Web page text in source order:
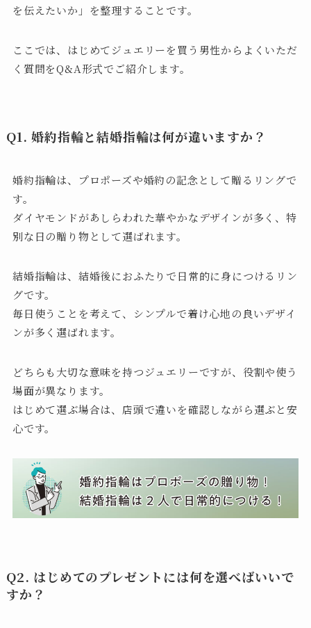
を伝えたいか」を整理することです。
ここでは、はじめてジュエリーを買う男性からよくいただ
く質問をQ&A形式でご紹介します。
Q1. 婚約指輪と結婚指輪は何が違いますか？
婚約指輪は、プロポーズや婚約の記念として贈るリングで
す。
ダイヤモンドがあしらわれた華やかなデザインが多く、特
別な日の贈り物として選ばれます。
結婚指輪は、結婚後におふたりで日常的に身につけるリン
グです。
毎日使うことを考えて、シンプルで着け心地の良いデザイ
ンが多く選ばれます。
どちらも大切な意味を持つジュエリーですが、役割や使う
場面が異なります。
はじめて選ぶ場合は、店頭で違いを確認しながら選ぶと安
心です。
Q2. はじめてのプレゼントには何を選べばいいで
すか？